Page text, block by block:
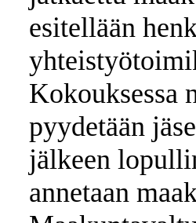
esitellään
Kokouksessa
pyydetään
jälkeen
annetaan